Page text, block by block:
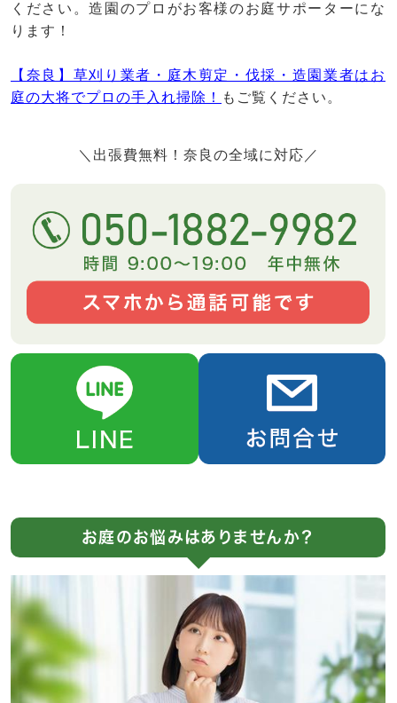
ください。造園のプロがお客様のお庭サポーターにな
ります！
【奈良】草刈り業者・庭木剪定・伐採・造園業者はお
庭の大将でプロの手入れ掃除！
もご覧ください。
＼出張費無料！奈良の全域に対応／
お庭のお悩みはありませんか？